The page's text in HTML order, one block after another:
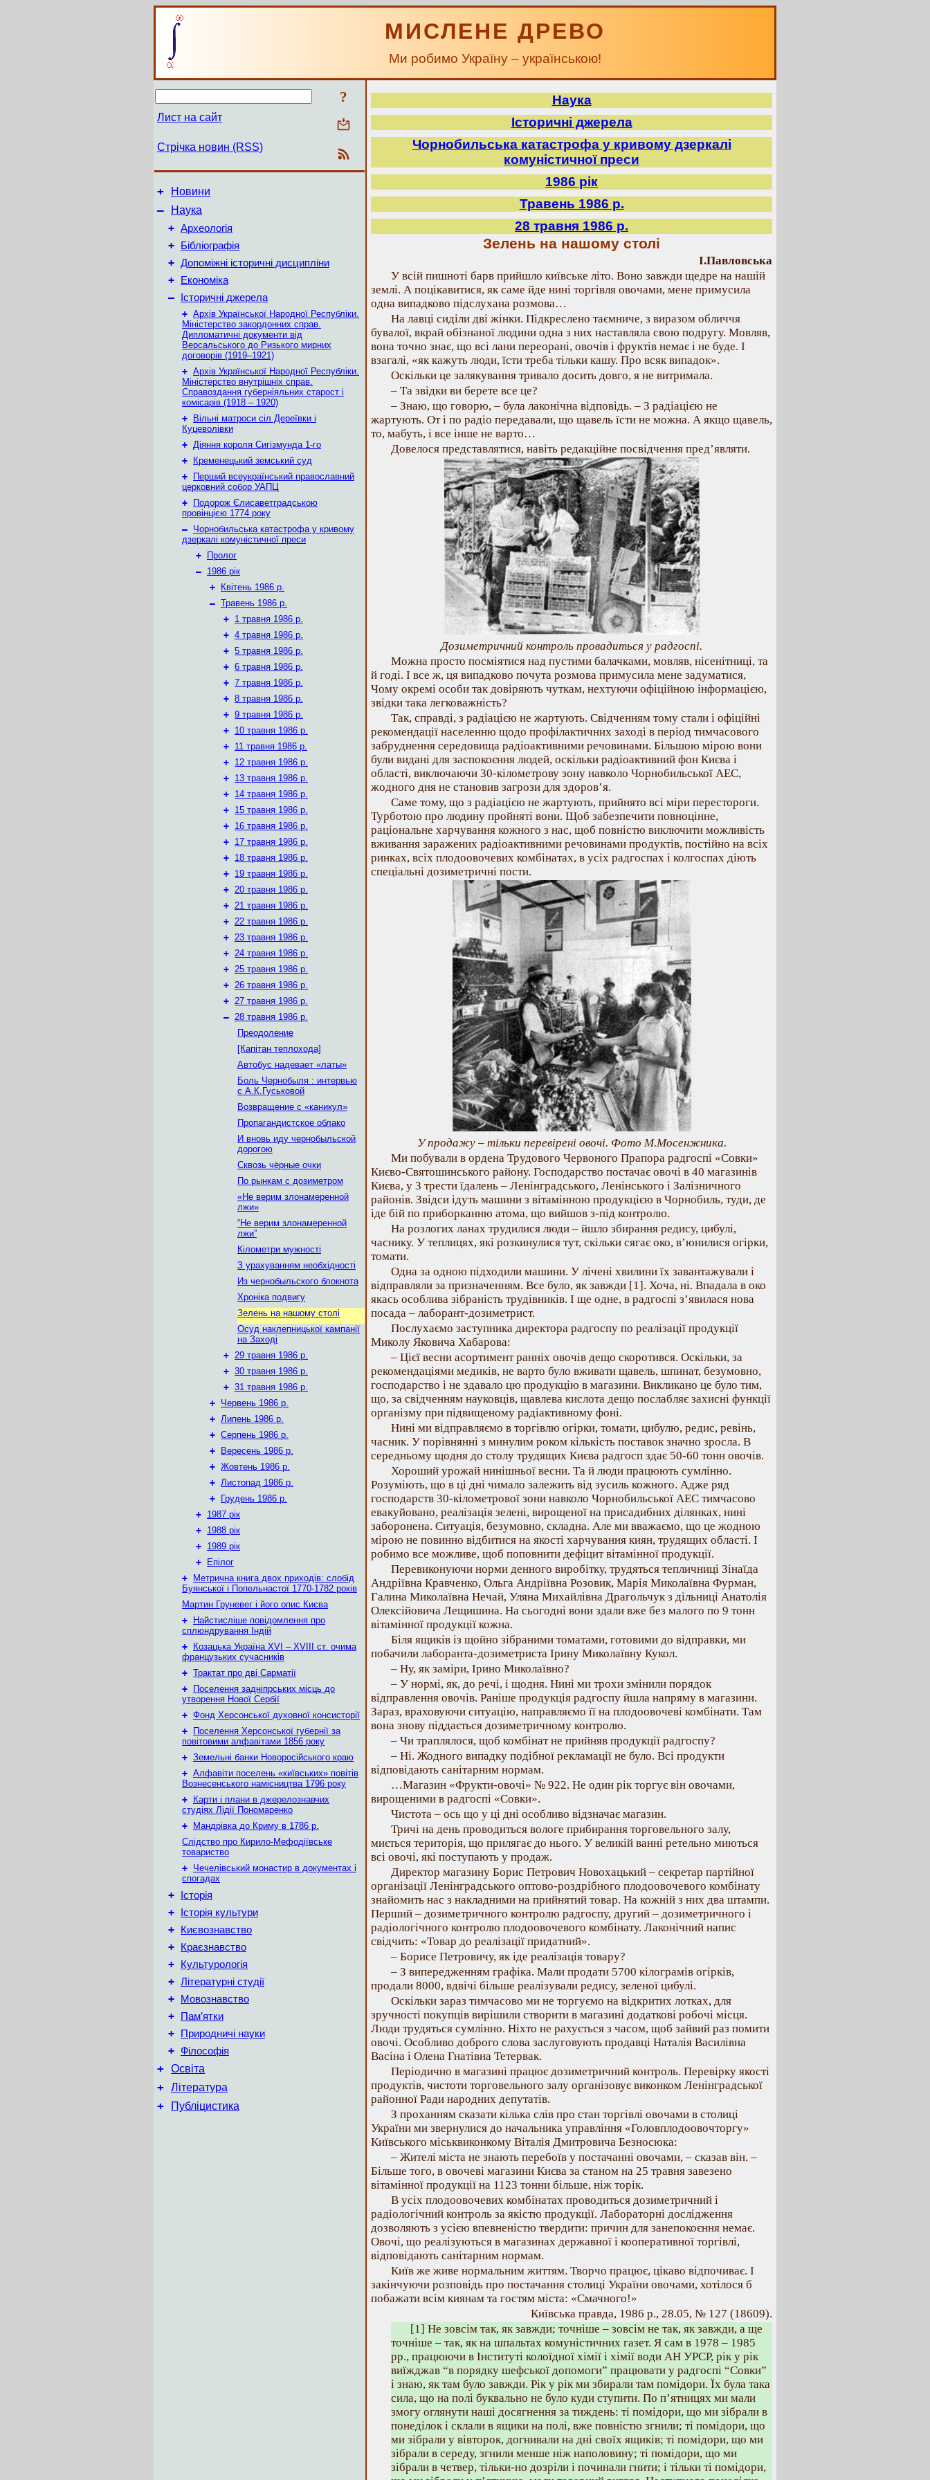
МИСЛЕНЕ ДРЕВО
Ми робимо Україну – українською!
?
Лист на сайт
Стрічка новин (RSS)
+ Новини
–
Наука
+ Археологія
+ Бібліографія
+ Допоміжні історичні дисципліни
+ Економіка
– Історичні джерела
+ Архів Української Народної Республіки.
Міністерство закордонних справ.
Дипломатичні документи від
Версальського до Ризького мирних
договорів (1919–1921)
+ Архів Української Народної Республіки.
Міністерство внутрішніх справ.
Справоздання губерніяльних старост і
комісарів (1918 – 1920)
+
Вільні матроси сіл Дереївки і
Куцеволівки
+ Діяння короля Сигізмунда 1-го
+
Кременецький земський суд
+
Перший всеукраїнський православний
церковний собор УАПЦ
+
Подорож Єлисаветградською
провінцією 1774 року
– Чорнобильська катастрофа у кривому
дзеркалі комуністичної преси
+
Пролог
– 1986 рік
+
Квітень 1986 р.
– Травень 1986 р.
+ 1 травня 1986 р.
+ 4 травня 1986 р.
+ 5 травня 1986 р.
+ 6 травня 1986 р.
+ 7 травня 1986 р.
+ 8 травня 1986 р.
+ 9 травня 1986 р.
+ 10 травня 1986 р.
+ 11 травня 1986 р.
+ 12 травня 1986 р.
+ 13 травня 1986 р.
+ 14 травня 1986 р.
+ 15 травня 1986 р.
+ 16 травня 1986 р.
+ 17 травня 1986 р.
+ 18 травня 1986 р.
+ 19 травня 1986 р.
+ 20 травня 1986 р.
+ 21 травня 1986 р.
+ 22 травня 1986 р.
+ 23 травня 1986 р.
+ 24 травня 1986 р.
+ 25 травня 1986 р.
+ 26 травня 1986 р.
+ 27 травня 1986 р.
– 28 травня 1986 р.
Преодоление
[Капітан теплохода]
Автобус надевает «латы»
Боль Чернобыля : интервью
с А.К.Гуськовой
Возвращение с «каникул»
Пропагандистское облако
И вновь иду чернобыльской
дорогою
Сквозь чёрные очки
По рынкам с дозиметром
«Не верим злонамеренной
лжи»
“Не верим злонамеренной
лжи”
Кілометри мужності
З урахуванням необхідності
Из чернобыльского блокнота
Хроніка подвигу
Зелень на нашому столі
Осуд наклепницької кампанії
на Заході
+ 29 травня 1986 р.
+ 30 травня 1986 р.
+ 31 травня 1986 р.
+ Червень 1986 р.
+ Липень 1986 р.
+ Серпень 1986 р.
+
Вересень 1986 р.
+ Жовтень 1986 р.
+ Листопад 1986 р.
+
Грудень 1986 р.
+ 1987 рік
+ 1988 рік
+ 1989 рік
+
Епілог
+
Метрична книга двох приходів: слобід
Буянської і Попельнастої 1770-1782 років
Мартин Груневег і його опис Києва
+
Найстисліше повідомлення про
сплюндрування Індій
+
Козацька Україна ХVІ – ХVІІІ ст. очима
французьких сучасників
+ Трактат про дві Сарматії
+
Поселення задніпрських місць до
утворення Нової Сербії
+ Фонд Херсонської духовної консисторії
+
Поселення Херсонської губернії за
повітовими алфавітами 1856 року
+ Земельні банки Новоросійського краю
+ Алфавіти поселень «київських» повітів
Вознесенського намісництва 1796 року
+
Карти і плани в джерелознавчих
студіях Лідії Пономаренко
+
Мандрівка до Криму в 1786 р.
Слідство про Кирило-Мефодіївське
товариство
+ Чечелівський монастир в документах і
спогадах
+ Історія
+ Історія культури
+ Києвознавство
+ Краєзнавство
+ Культурологія
+ Літературні студії
+ Мовознавство
+ Пам’ятки
+ Природничі науки
+ Філософія
+ Освіта
+ Література
+ Публіцистика
Наука
Історичні джерела
Чорнобильська катастрофа у кривому дзеркалі
комуністичної преси
1986 рік
Травень 1986 р.
28 травня 1986 р.
Зелень на нашому столі
І.Павловська
У всій пишноті барв прийшло київське літо. Воно завжди щедре на нашій
землі. А поцікавитися, як саме йде нині торгівля овочами, мене примусила
одна випадково підслухана розмова…
На лавці сиділи дві жінки. Підкреслено таємниче, з виразом обличчя
бувалої, вкрай обізнаної людини одна з них наставляла свою подругу. Мовляв,
вона точно знає, що всі лани переорані, овочів і фруктів немає і не буде. І
взагалі, «як кажуть люди, їсти треба тільки кашу. Про всяк випадок».
Оскільки це залякування тривало досить довго, я не витримала.
– Та звідки ви берете все це?
– Знаю, що говорю, – була лаконічна відповідь. – З радіацією не
жартують. От і по радіо передавали, що щавель їсти не можна. А якщо щавель,
то, мабуть, і все інше не варто…
Довелося представлятися, навіть редакційне посвідчення пред’являти.
Дозиметричний контроль провадиться у радгоспі.
Можна просто посміятися над пустими балачками, мовляв, нісенітниці, та
й годі. І все ж, ця випадково почута розмова примусила мене задуматися,
Чому окремі особи так довіряють чуткам, нехтуючи офіційною інформацією,
звідки така легковажність?
Так, справді, з радіацією не жартують. Свідченням тому стали і офіційні
рекомендації населенню щодо профілактичних заході в період тимчасового
забруднення середовища радіоактивними речовинами. Більшою мірою вони
були видані для заспокоєння людей, оскільки радіоактивний фон Києва і
області, виключаючи 30-кілометрову зону навколо Чорнобильської АЕС,
жодного дня не становив загрози для здоров’я.
Саме тому, що з радіацією не жартують, прийнято всі міри перестороги.
Турботою про людину пройняті вони. Щоб забезпечити повноцінне,
раціональне харчування кожного з нас, щоб повністю виключити можливість
вживання заражених радіоактивними речовинами продуктів, постійно на всіх
ринках, всіх плодоовочевих комбінатах, в усіх радгоспах і колгоспах діють
спеціальні дозиметричні пости.
У продажу – тільки перевірені овочі. Фото М.Мосенжника.
Ми побували в ордена Трудового Червоного Прапора радгоспі «Совки»
Києво-Святошинського району. Господарство постачає овочі в 40 магазинів
Києва, у 3 трести їдалень – Ленінградського, Ленінського і Залізничного
районів. Звідси ідуть машини з вітамінною продукцією в Чорнобиль, туди, де
іде бій по приборканню атома, що вийшов з-під контролю.
На розлогих ланах трудилися люди – йшло збирання редису, цибулі,
часнику. У теплицях, які розкинулися тут, скільки сягає око, в’юнилися огірки,
томати.
Одна за одною підходили машини. У лічені хвилини їх завантажували і
відправляли за призначенням. Все було, як завжди [1]. Хоча, ні. Впадала в око
якась особлива зібраність трудівників. І ще одне, в радгоспі з’явилася нова
посада – лаборант-дозиметрист.
Послухаємо заступника директора радгоспу по реалізації продукції
Миколу Яковича Хабарова:
– Цієї весни асортимент ранніх овочів дещо скоротився. Оскільки, за
рекомендаціями медиків, не варто було вживати щавель, шпинат, безумовно,
господарство і не здавало цю продукцію в магазини. Викликано це було тим,
що, за свідченням науковців, щавлева кислота дещо послабляє захисні функції
організму при підвищеному радіактивному фоні.
Нині ми відправляємо в торгівлю огірки, томати, цибулю, редис, ревінь,
часник. У порівнянні з минулим роком кількість поставок значно зросла. В
середньому щодня до столу трудящих Києва радгосп здає 50-60 тонн овочів.
Хороший урожай нинішньої весни. Та й люди працюють сумлінно.
Розуміють, що в ці дні чимало залежить від зусиль кожного. Адже ряд
господарств 30-кілометрової зони навколо Чорнобильської АЕС тимчасово
евакуйовано, реалізація зелені, вирощеної на присадибних ділянках, нині
заборонена. Ситуація, безумовно, складна. Але ми вважаємо, що це жодною
мірою не повинно відбитися на якості харчування киян, трудящих області. І
робимо все можливе, щоб поповнити дефіцит вітамінної продукції.
Перевиконуючи норми денного виробітку, трудяться тепличниці Зінаїда
Андріївна Кравченко, Ольга Андріївна Розовик, Марія Миколаївна Фурман,
Галина Миколаївна Нечай, Уляна Михайлівна Драгольчук з дільниці Анатолія
Олексійовича Лещишина. На сьогодні вони здали вже без малого по 9 тонн
вітамінної продукції кожна.
Біля ящиків із щойно зібраними томатами, готовими до відправки, ми
побачили лаборанта-дозиметриста Ірину Миколаївну Кукол.
– Ну, як заміри, Ірино Миколаївно?
– У нормі, як, до речі, і щодня. Нині ми трохи змінили порядок
відправлення овочів. Раніше продукція радгоспу йшла напряму в магазини.
Зараз, враховуючи ситуацію, направляємо її на плодоовочеві комбінати. Там
вона знову піддається дозиметричному контролю.
– Чи траплялося, щоб комбінат не прийняв продукції радгоспу?
– Ні. Жодного випадку подібної рекламації не було. Всі продукти
відповідають санітарним нормам.
…Магазин «Фрукти-овочі» № 922. Не один рік торгує він овочами,
вирощеними в радгоспі «Совки».
Чистота – ось що у ці дні особливо відзначає магазин.
Тричі на день проводиться вологе прибирання торговельного залу,
миється територія, що прилягає до нього. У великій ванні ретельно миються
всі овочі, які поступають у продаж.
Директор магазину Борис Петрович Новохацький – секретар партійної
організації Ленінградського оптово-роздрібного плодоовочевого комбінату
знайомить нас з накладними на прийнятий товар. На кожній з них два штампи.
Перший – дозиметричного контролю радгоспу, другий – дозиметричного і
радіологічного контролю плодоовочевого комбінату. Лаконічний напис
свідчить: «Товар до реалізації придатний».
– Борисе Петровичу, як іде реалізація товару?
– З випередженням графіка. Мали продати 5700 кілограмів огірків,
продали 8000, вдвічі більше реалізували редису, зеленої цибулі.
Оскільки зараз тимчасово ми не торгуємо на відкритих лотках, для
зручності покупців вирішили створити в магазині додаткові робочі місця.
Люди трудяться сумлінно. Ніхто не рахується з часом, щоб зайвий раз помити
овочі. Особливо доброго слова заслуговують продавці Наталія Василівна
Васіна і Олена Гнатівна Тетервак.
Періодично в магазині працює дозиметричний контроль. Перевірку якості
продуктів, чистоти торговельного залу організовує виконком Ленінградської
районної Ради народних депутатів.
З проханням сказати кілька слів про стан торгівлі овочами в столиці
України ми звернулися до начальника управління «Головплодоовочторгу»
Київського міськвиконкому Віталія Дмитровича Безносюка:
– Жителі міста не знають перебоїв у постачанні овочами, – сказав він. –
Більше того, в овочеві магазини Києва за станом на 25 травня завезено
вітамінної продукції на 1123 тонни більше, ніж торік.
В усіх плодоовочевих комбінатах проводиться дозиметричний і
радіологічний контроль за якістю продукції. Лабораторні дослідження
дозволяють з усією впевненістю твердити: причин для занепокоєння немає.
Овочі, що реалізуються в магазинах державної і кооперативної торгівлі,
відповідають санітарним нормам.
Київ же живе нормальним життям. Творчо працює, цікаво відпочиває. І
закінчуючи розповідь про постачання столиці України овочами, хотілося б
побажати всім киянам та гостям міста: «Смачного!»
Київська правда, 1986 р., 28.05, № 127 (18609).
[1] Не зовсім так, як завжди; точніше – зовсім не так, як завжди, а ще
точніше – так, як на шпальтах комуністичних газет. Я сам в 1978 – 1985
рр., працюючи в Інституті колоїдної хімії і хімії води АН УРСР, рік у рік
виїжджав “в порядку шефської допомоги” працювати у радгоспі “Совки”
і знаю, як там було завжди. Рік у рік ми збирали там помідори. Їх була така
сила, що на полі буквально не було куди ступити. По п’ятницях ми мали
змогу оглянути наші досягнення за тиждень: ті помідори, що ми зібрали в
понеділок і склали в ящики на полі, вже повністю згнили; ті помідори, що
ми зібрали у вівторок, догнивали на дні своїх ящиків; ті помідори, що ми
зібрали в середу, згнили менше ніж наполовину; ті помідори, що ми
зібрали в четвер, тільки-но дозріли і починали гнити; і тільки ті помідори,